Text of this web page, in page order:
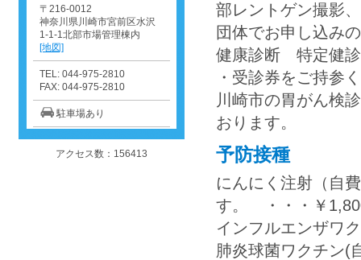
部レントゲン撮影
団体でお申し込み
健康診断 特定健診
・受診券をご持参
川崎市の胃がん検
おります。
予防接種
にんにく注射（自
す。 ・・・￥
インフルエンザワ
肺炎球菌ワクチン(
〒216-0012
神奈川県川崎市宮前区水沢
1-1-1北部市場管理棟内
[地図]
TEL: 044-975-2810
FAX: 044-975-2810
駐車場あり
アクセス数：156413